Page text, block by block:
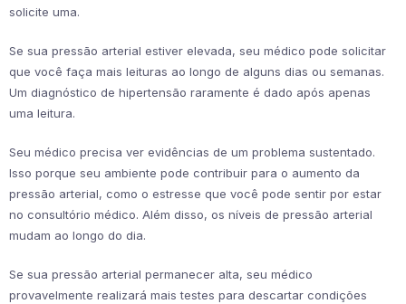
solicite uma.
Se sua pressão arterial estiver elevada, seu médico pode solicitar
que você faça mais leituras ao longo de alguns dias ou semanas.
Um diagnóstico de hipertensão raramente é dado após apenas
uma leitura.
Seu médico precisa ver evidências de um problema sustentado.
Isso porque seu ambiente pode contribuir para o aumento da
pressão arterial, como o estresse que você pode sentir por estar
no consultório médico. Além disso, os níveis de pressão arterial
mudam ao longo do dia.
Se sua pressão arterial permanecer alta, seu médico
provavelmente realizará mais testes para descartar condições